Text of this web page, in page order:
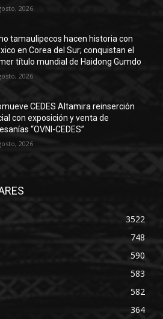
2026
tamaulipecos hacen historia con
en Corea del Sur; conquistan el
título mundial de Haidong Gumdo
2026
CEDES Altamira reinserción
con exposición y venta de
“OVNI-CEDES”
2026
3522
748
590
583
582
364